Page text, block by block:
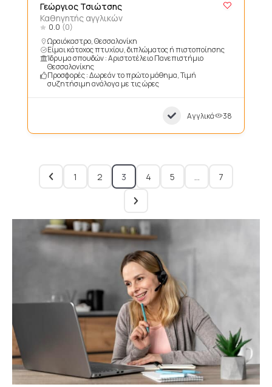
Γεώργιος Τσιώτσης
Καθηγητής αγγλικών
0.0 (0)
Ωραιόκαστρο, Θεσσαλονίκη
Είμαι κάτοχος πτυχίου, διπλώματος ή πιστοποίησης
Ίδρυμα σπουδών : Αριστοτέλειο Πανεπιστήμιο
Θεσσαλονίκης
Προσφορές : Δωρεάν το πρώτο μάθημα, Τιμή
συζητήσιμη ανάλογα με τις ώρες
Αγγλικά 38
1 2 3 4 5 7